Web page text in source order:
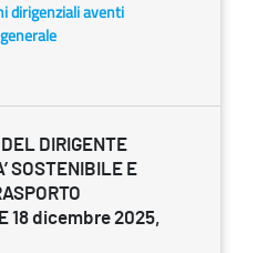
dirigenziali aventi
DIRIGENTE
SOSTENIBILE E
18 dicembre 2025,